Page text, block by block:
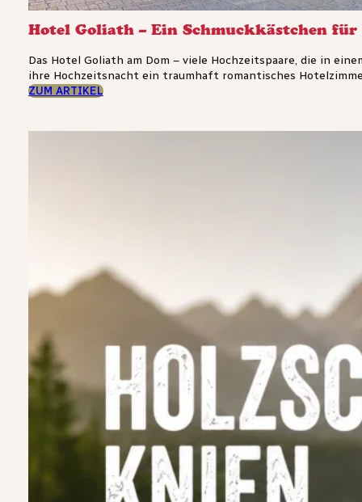
Hotel Goliath – Ein Schmuckkästchen
Das Hotel Goliath am Dom – viele Hochzeitspaare, die in
ihre Hochzeitsnacht ein traumhaft romantisches
ZUM ARTIKEL